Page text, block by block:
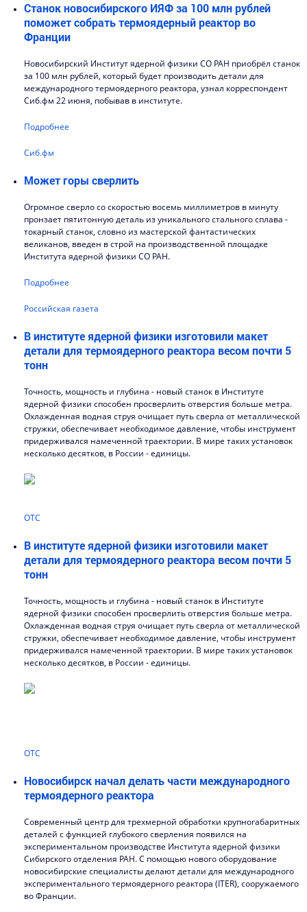
Станок новосибирского ИЯФ за 100 млн рублей
поможет собрать термоядерный реактор во
Франции
Новосибирский Институт ядерной физики СО РАН приобрёл станок
за 100 млн рублей, который будет производить детали для
международного термоядерного реактора, узнал корреспондент
Сиб.фм 22 июня, побывав в институте.
Подробнее
Сиб.фм
Может горы сверлить
Огромное сверло со скоростью восемь миллиметров в минуту
пронзает пятитонную деталь из уникального стального сплава -
токарный станок, словно из мастерской фантастических
великанов, введен в строй на производственной площадке
Института ядерной физики СО РАН.
Подробнее
Российская газета
В институте ядерной физики изготовили макет
детали для термоядерного реактора весом почти 5
тонн
Точность, мощность и глубина - новый станок в Институте
ядерной физики способен просверлить отверстия больше метра.
Охлажденная водная струя очищает путь сверла от металлической
стружки, обеспечивает необходимое давление, чтобы инструмент
придерживался намеченной траектории. В мире таких установок
несколько десятков, в России - единицы.
ОТС
В институте ядерной физики изготовили макет
детали для термоядерного реактора весом почти 5
тонн
Точность, мощность и глубина - новый станок в Институте
ядерной физики способен просверлить отверстия больше метра.
Охлажденная водная струя очищает путь сверла от металлической
стружки, обеспечивает необходимое давление, чтобы инструмент
придерживался намеченной траектории. В мире таких установок
несколько десятков, в России - единицы.
ОТС
Новосибирск начал делать части международного
термоядерного реактора
Современный центр для трехмерной обработки крупногабаритных
деталей с функцией глубокого сверления появился на
экспериментальном производстве Института ядерной физики
Сибирского отделения РАН. С помощью нового оборудование
новосибирские специалисты делают детали для международного
экспериментального термоядерного реактора (ITER), сооружаемого
во Франции.